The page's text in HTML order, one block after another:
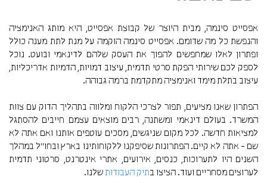
אפסייט סינמה, מבית היוצר של קבוצת אפסייט, היא מותג האנימציה
והנפשת כל מה שדומם. אפסייט סינמה הוקמה על מנת לתת מענה כולל
ופתרון לאלו שמחפשים להפוך את העסק שלהם לדינאמי ובועט. נוכל
לספק לכם שירותי הפקת סרטי תדמית, עיצוב דמויות, הדמיות אדריכליות,
עיצוב בתלת מימד ואנימציה מתקדמת ברמה גבוהה.
הפתרון שאנו מציעים, תפור לצרכי הלקוח ומלווה בתהליך הדוק עם צוות
המשרד. בעולם דינאמי ומשתנה, רבים מוצאים עצמם חייבים להסתגל
למציאות חדשה. לכל מקום שניגשים, מסכים עוטפים אותנו ואם אתה לא
שם - אתה לא קיים. הפתרונות שסיפקנו ללקוחותינו בארץ ובחו"ל במהלך
השנים היו לתערוכות, כנסים, אירועים, אתרי אינטרנט, סרטוני תדמית
לערוצים מסחריים ועוד. הציצו בתיק העבודות שלנו.